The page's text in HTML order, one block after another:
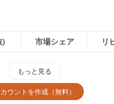
) 市場シェア リ
もっと見る
ウントを作成（無料）